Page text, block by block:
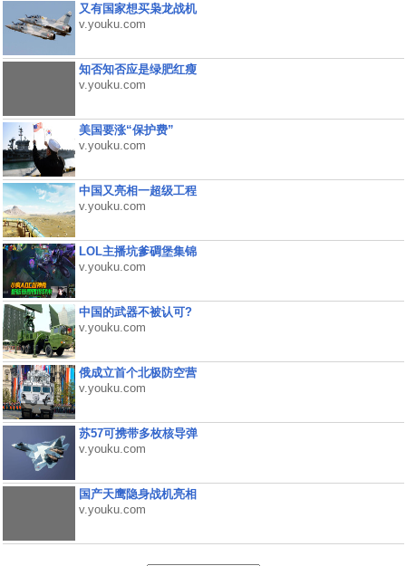
又有国家想买枭龙战机
v.youku.com
知否知否应是绿肥红瘦
v.youku.com
美国要涨“保护费”
v.youku.com
中国又亮相一超级工程
v.youku.com
LOL主播坑爹碉堡集锦
v.youku.com
中国的武器不被认可?
v.youku.com
俄成立首个北极防空营
v.youku.com
苏57可携带多枚核导弹
v.youku.com
国产天鹰隐身战机亮相
v.youku.com